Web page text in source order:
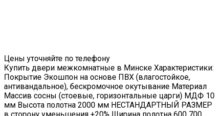
Цены уточняйте по телефону
Купить двери межкомнатные в Минске Характеристики:
Покрытие Экошпон на основе ПВХ (влагостойкое,
антивандальное), бескромочное окутывание Материал
Массив сосны (стоевые, горизонтальные царги) МДФ 10
мм Высота полотна 2000 мм НЕСТАНДАРТНЫЙ РАЗМЕР